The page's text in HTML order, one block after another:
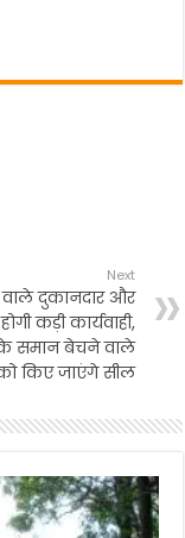
Next
वाले दुकानदार और
कड़ी कार्यवाही,
समान बेचने वाले
को किए जाएंगे सील